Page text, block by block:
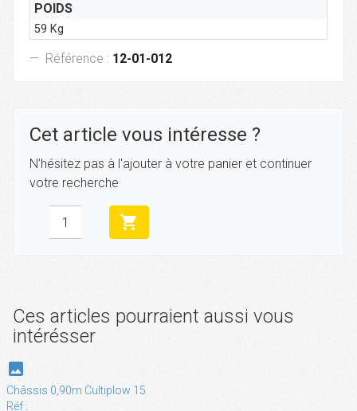
POIDS
59 Kg
Référence : 12-01-012
Cet article vous intéresse ?
N'hésitez pas à l'ajouter à votre panier et continuer
votre recherche
shopping_cart
Ces articles pourraient aussi vous
intérésser
photo
Châssis 0,90m Cultiplow 15
Réf :